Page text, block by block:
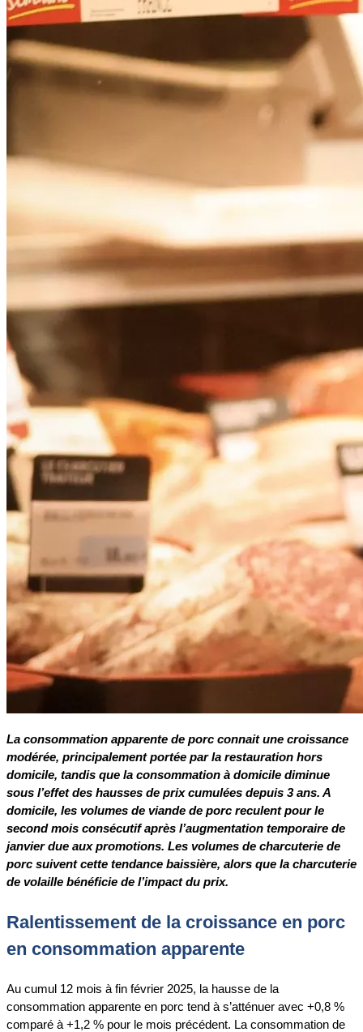
La consommation apparente de porc connait une croissance
modérée, principalement portée par la restauration hors
domicile, tandis que la consommation à domicile diminue
sous l’effet des hausses de prix cumulées depuis 3 ans. A
domicile, les volumes de viande de porc reculent pour le
second mois consécutif après l’augmentation temporaire de
janvier due aux promotions. Les volumes de charcuterie de
porc suivent cette tendance baissière, alors que la charcuterie
de volaille bénéficie de l’impact du prix.
Ralentissement de la croissance en porc
en consommation apparente
Au cumul 12 mois à fin février 2025, la hausse de la
consommation apparente en porc tend à s’atténuer avec +0,8 %
comparé à +1,2 % pour le mois précédent. La consommation de